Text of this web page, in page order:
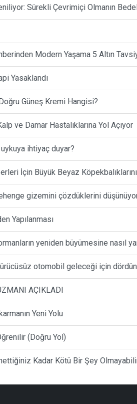
Sürekli Çevrimiçi Olmanın
Modern Yaşama 5 Altın
Yasaklandı
Güneş Kremi Hangisi?
ve Damar Hastalıklarına Yol Açıyor
ihtiyaç duyar?
İçin Büyük Beyaz
gizemini çözdüklerini
Yapılanması
yeniden büyümesine nasıl
otomobil geleceği için
AÇIKLADI
Yeni Yolu
(Doğru Yol)
Kadar Kötü Bir Şey